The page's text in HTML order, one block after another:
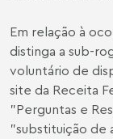
Em relação à
distinga a sub-
voluntário de
site da Receita
"Perguntas e
"substituição de